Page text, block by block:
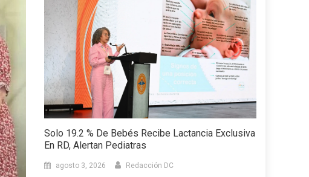
Solo 19.2 % De Bebés Recibe Lactancia Exclusiva
En RD, Alertan Pediatras
agosto 3, 2026 Redacción DC